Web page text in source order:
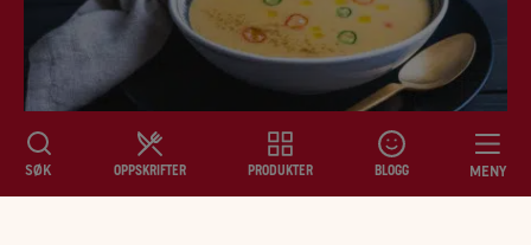
SØK OPPSKRIFTER PRODUKTER BLOGG MENY